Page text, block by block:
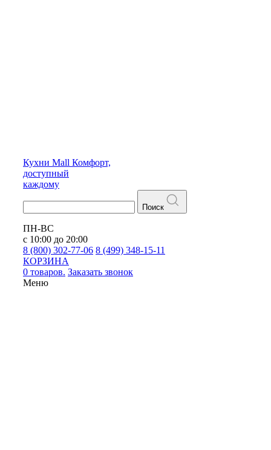
Кухни Mall Комфорт,
доступный
каждому
Поиск
ПН-ВС
с 10:00 до 20:00
8 (800) 302-77-06 8 (499) 348-15-11
КОРЗИНА
0 товаров. Заказать звонок
Меню